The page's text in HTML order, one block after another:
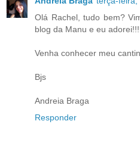
Olá Rachel, tudo bem?
blog da Manu e eu
Venha conhecer meu
Bjs
Andreia Braga
Responder